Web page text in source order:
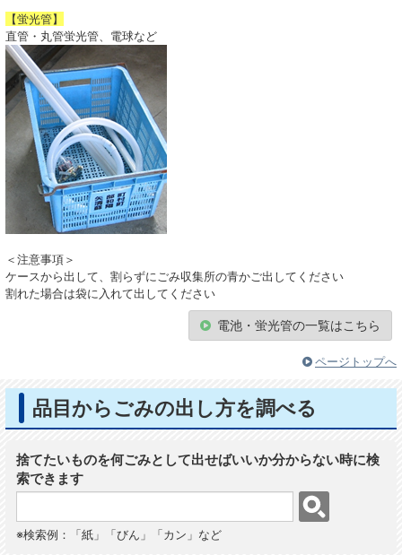
【蛍光管】
直管・丸管蛍光管、電球など
＜注意事項＞
ケースから出して、割らずにごみ収集所の青かご出してください
割れた場合は袋に入れて出してください
電池・蛍光管の一覧はこちら
ページトップへ
品目からごみの出し方を調べる
捨てたいものを何ごみとして出せばいいか分からない時に検
索できます
※検索例：「紙」「びん」「カン」など